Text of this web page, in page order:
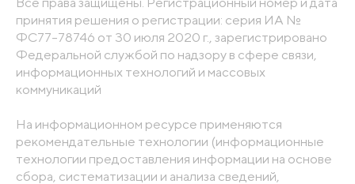
принятия решения о регистрации: серия ИА №
ФС77-78746 от 30 июля 2020 г., зарегистрировано
Федеральной службой по надзору в сфере связи,
информационных технологий и массовых
коммуникаций
На информационном ресурсе применяются
рекомендательные технологии (информационные
технологии предоставления информации на основе
сбора, систематизации и анализа сведений,